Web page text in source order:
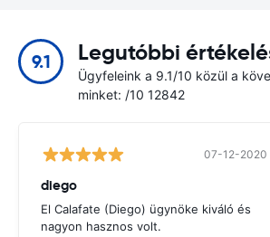
9.1 Legutóbbi
Ügyfeleink a 9.1/10 közül a
minket: /10 12842
07-12-2020
diego
El Calafate (Diego) ügynöke kiváló és
nagyon hasznos volt.